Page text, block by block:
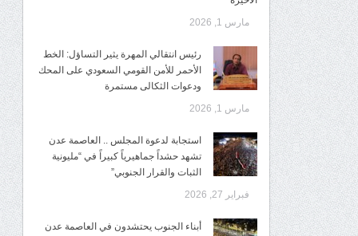
مارس 1, 2026
رئيس انتقالي المهرة يثير التساؤل: الخط
الأحمر للأمن القومي السعودي على المحك
ودعوات الثكالى مستمرة
مارس 1, 2026
استجابة لدعوة المجلس .. العاصمة عدن
تشهد حشداً جماهيرياً كبيراً في “مليونية
الثبات والقرار الجنوبي”
فبراير 27, 2026
أبناء الجنوب يحتشدون في العاصمة عدن